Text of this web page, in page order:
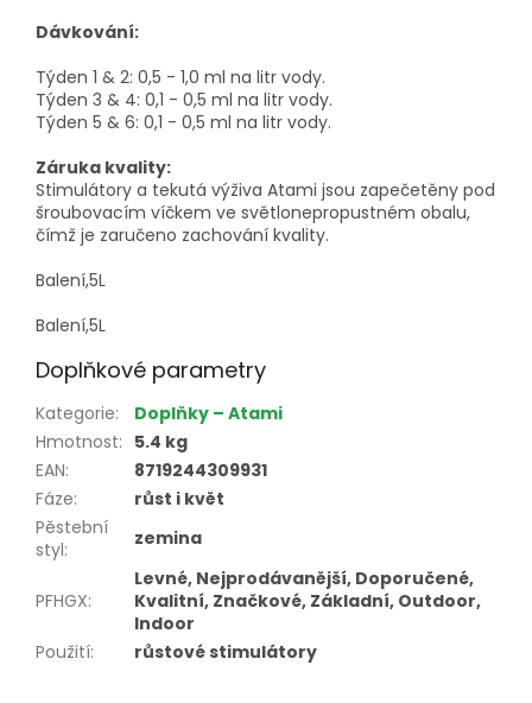
Dávkování:
Týden 1 & 2: 0,5 - 1,0 ml na litr vody.
Týden 3 & 4: 0,1 - 0,5 ml na litr vody.
Týden 5 & 6: 0,1 - 0,5 ml na litr vody.
Záruka kvality:
Stimulátory a tekutá výživa Atami jsou zapečetěny pod
šroubovacím víčkem ve světlonepropustném obalu,
čímž je zaručeno zachování kvality.
Balení,5L
Balení,5L
Doplňkové parametry
Kategorie:
Doplňky – Atami
Hmotnost: 5.4 kg
EAN:
8719244309931
Fáze:
růst i květ
Pěstební
styl: zemina
PFHGX:
Levné, Nejprodávanější, Doporučené,
Kvalitní, Značkové, Základní, Outdoor,
Indoor
Použití: růstové stimulátory